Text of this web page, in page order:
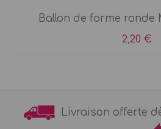
Ballon de forme ronde
2,20 €
Livraison